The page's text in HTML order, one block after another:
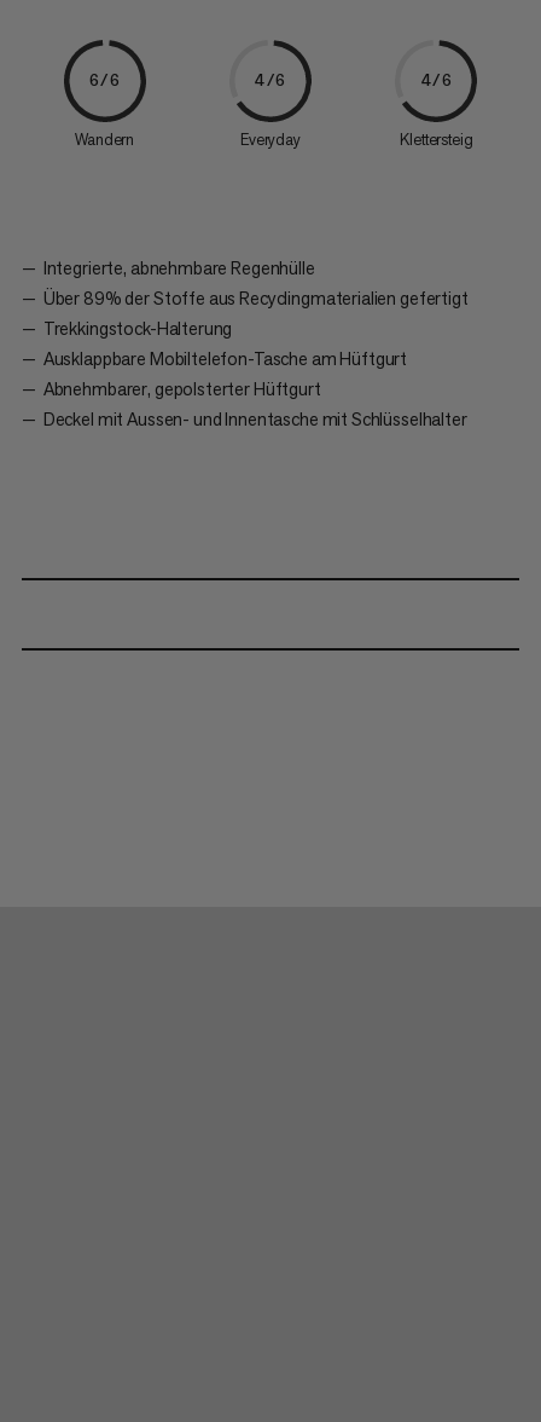
6/6
Wandern
4/6
Everyday
4/6
Klettersteig
Integrierte, abnehmbare Regenhülle
Über 89% der Stoffe aus Recyclingmaterialien gefertigt
Trekkingstock-Halterung
Ausklappbare Mobiltelefon-Tasche am Hüftgurt
Abnehmbarer, gepolsterter Hüftgurt
Deckel mit Aussen- und Innentasche mit Schlüsselhalter